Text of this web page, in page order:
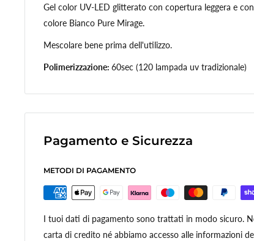
Gel color UV-LED glitterato con copertura leggera e
colore Bianco Pure Mirage.
Mescolare bene prima dell'utilizzo.
Polimerizzazione: 60sec (120 lampada uv tradizionale)
Pagamento e Sicurezza
METODI DI PAGAMENTO
I tuoi dati di pagamento sono trattati in modo sicuro.
carta di credito né abbiamo accesso alle informazioni